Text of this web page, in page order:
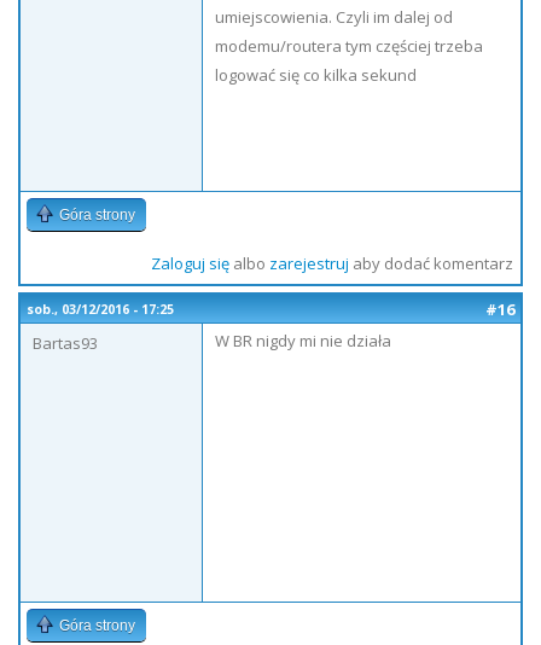
umiejscowienia. Czyli im dalej od
modemu/routera tym częściej trzeba
logować się co kilka sekund
Góra strony
Zaloguj sięalbo zarejestruj aby dodać komentarz
sob., 03/12/2016 - 17:25
#16
Bartas93
W BR nigdy mi nie działa
Góra strony